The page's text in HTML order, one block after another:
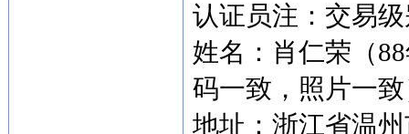
认证员注：交易
姓名：肖仁荣（
码一致，照片一
地址：浙江省温